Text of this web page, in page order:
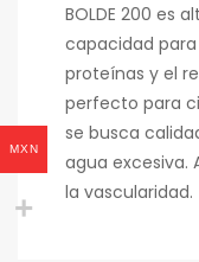
BOLDE 200 es
capacidad
proteínas y el
perfecto para
se busca
agua excesiva.
la vascularidad.
MXN